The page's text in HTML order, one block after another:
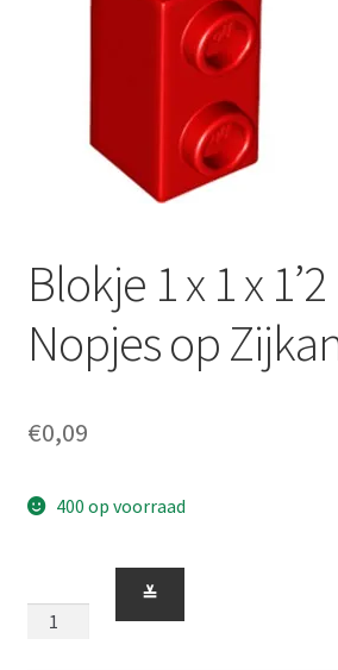
Blokje 1 x 1 x
Nopjes op
€0,09
400 op voorraad
1
≚